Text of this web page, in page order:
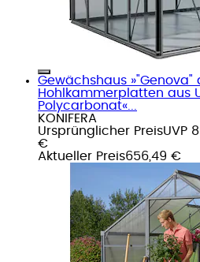
Gewächshaus »"Genova"
Hohlkammerplatten aus
Polycarbonat«...
KONIFERA
Ursprünglicher PreisUVP
€
Aktueller Preis656,49 €